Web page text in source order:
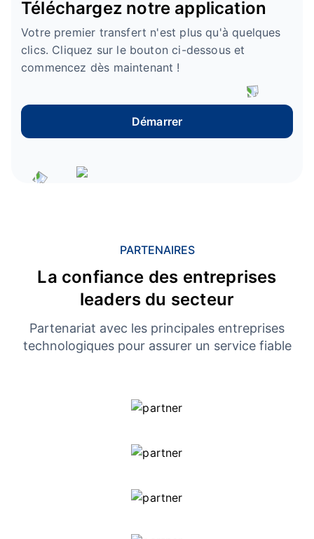
Téléchargez notre application
Votre premier transfert n'est plus qu'à quelques
clics. Cliquez sur le bouton ci-dessous et
commencez dès maintenant !
Démarrer
PARTENAIRES
La confiance des entreprises
leaders du secteur
Partenariat avec les principales entreprises
technologiques pour assurer un service fiable